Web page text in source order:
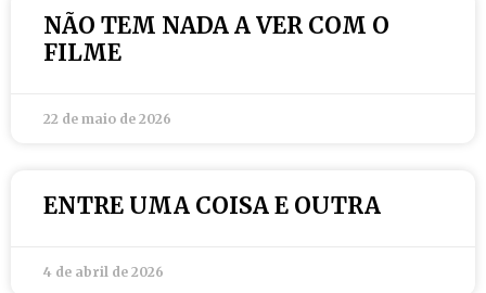
NÃO TEM NADA A VER COM O
FILME
22 de maio de 2026
ENTRE UMA COISA E OUTRA
4 de abril de 2026